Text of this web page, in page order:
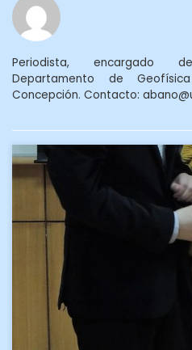
Periodista, encargado
Departamento de
Concepción. Contacto:
Gregorio Buenante
Habilitación Profesional con
“Factibilidad de
Tecnológico del Bío-Bío […]